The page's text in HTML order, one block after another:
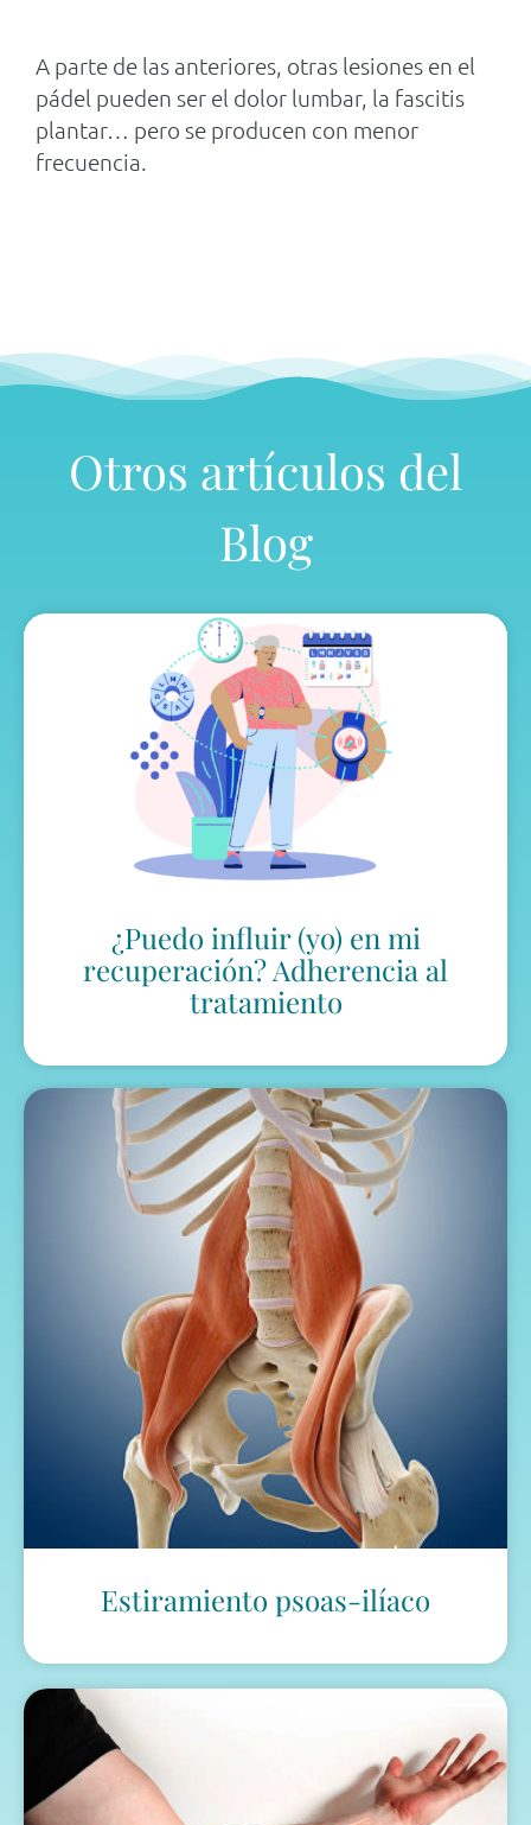
A parte de las anteriores, otras lesiones en el
pádel pueden ser el dolor lumbar, la fascitis
plantar… pero se producen con menor
frecuencia.
Otros artículos del
Blog
¿Puedo influir (yo) en mi
recuperación? Adherencia al
tratamiento
Estiramiento psoas-ilíaco